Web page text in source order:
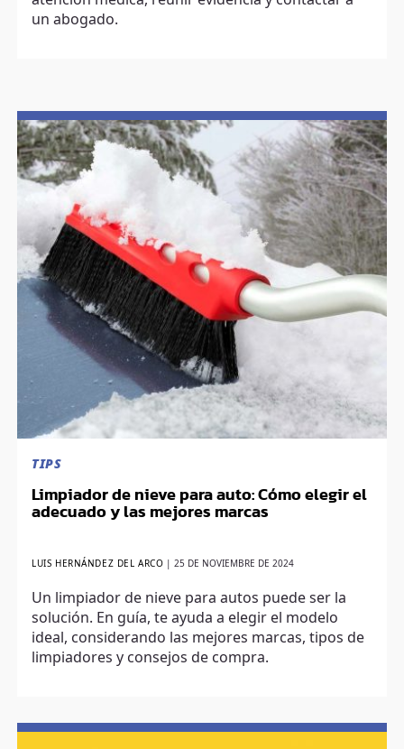
un abogado.
TIPS
Limpiador de nieve para auto: Cómo elegir el
adecuado y las mejores marcas
LUIS HERNÁNDEZ DEL ARCO |25 DE NOVIEMBRE DE 2024
Un limpiador de nieve para autos puede ser la
solución. En guía, te ayuda a elegir el modelo
ideal, considerando las mejores marcas, tipos de
limpiadores y consejos de compra.